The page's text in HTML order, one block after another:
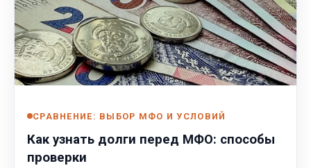
СРАВНЕНИЕ: ВЫБОР МФО И УСЛОВИЙ
Как узнать долги перед МФО: способы
проверки